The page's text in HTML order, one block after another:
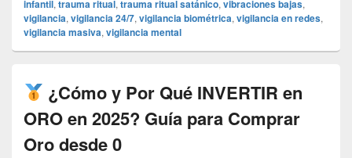
infantil, trauma ritual, trauma ritual satánico, vibraciones bajas,
vigilancia, vigilancia 24/7, vigilancia biométrica, vigilancia en redes,
vigilancia masiva, vigilancia mental
¿Cómo y Por Qué INVERTIR en
ORO en 2025? Guía para Comprar
Oro desde 0